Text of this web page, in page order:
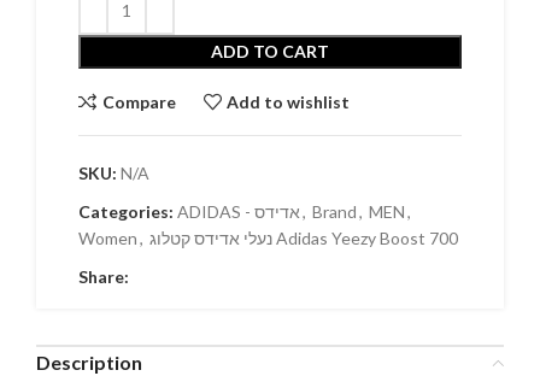
ADD TO CART
Compare Add to wishlist
SKU: N/A
Categories:
ADIDAS - אדידס, Brand, MEN,
Women,
נעלי אדידס קטלוג Adidas Yeezy Boost 700
Share:
Description